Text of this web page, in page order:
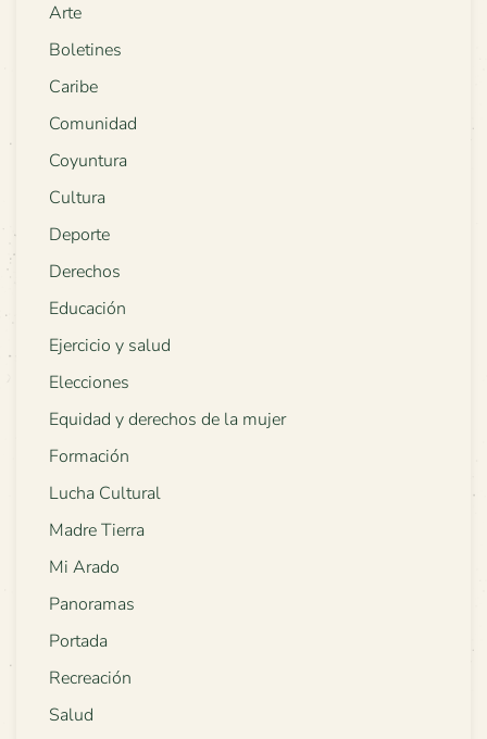
Arte
Boletines
Caribe
Comunidad
Coyuntura
Cultura
Deporte
Derechos
Educación
Ejercicio y salud
Elecciones
Equidad y derechos de la mujer
Formación
Lucha Cultural
Madre Tierra
Mi Arado
Panoramas
Portada
Recreación
Salud